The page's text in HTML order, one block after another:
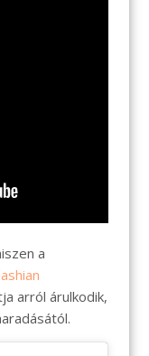
a
arról árulkodik,